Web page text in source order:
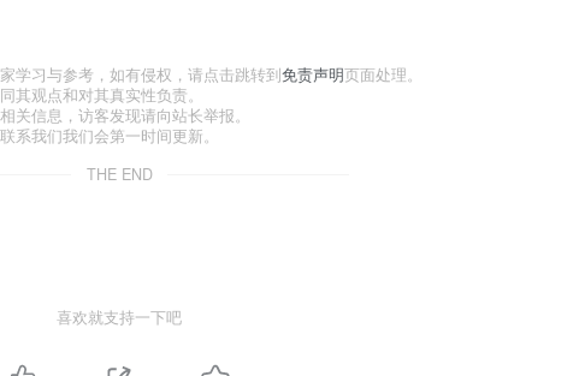
学习与参考，如有侵权，请点击跳转到免责声明页面处理。
其观点和对其真实性负责。
关信息，访客发现请向站长举报。
系我们我们会第一时间更新。
THE END
喜欢就支持一下吧